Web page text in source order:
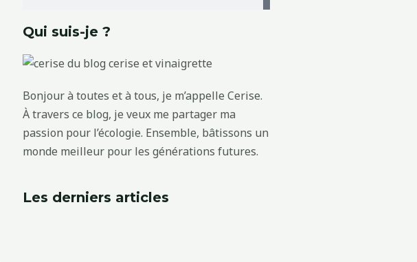
Qui suis-je ?
Bonjour à toutes et à tous, je m’appelle Cerise.
À travers ce blog, je veux me partager ma
passion pour l’écologie. Ensemble, bâtissons un
monde meilleur pour les générations futures.
Les derniers articles